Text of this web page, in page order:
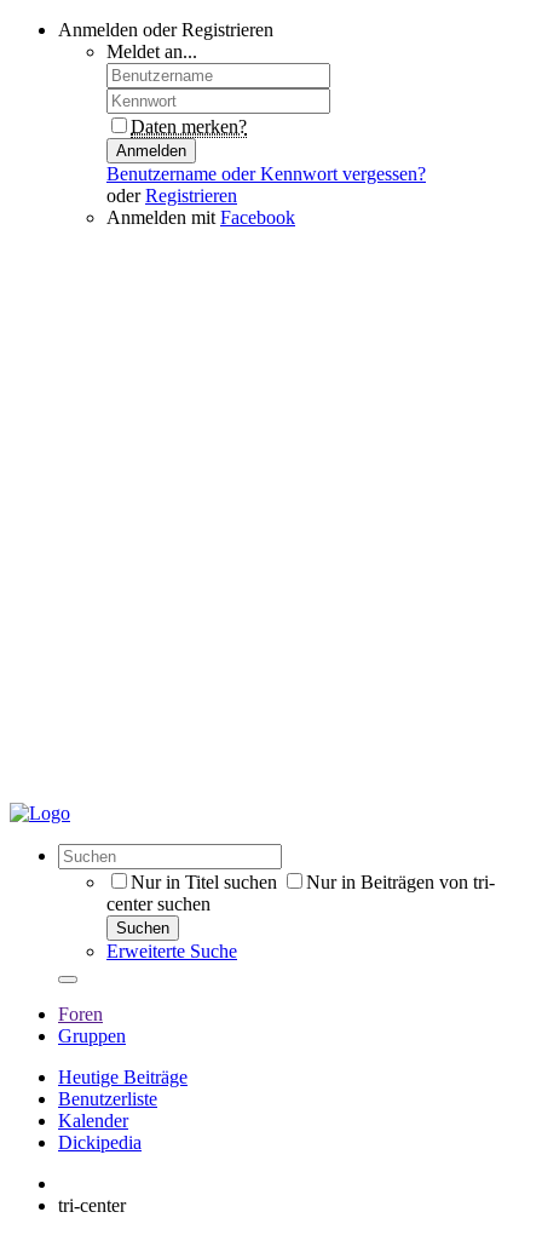
Anmelden oder Registrieren
Meldet an...
Daten merken?
Anmelden
Benutzername oder Kennwort vergessen?
oderRegistrieren
Anmelden mit Facebook
Nur in Titel suchen
Nur in Beiträgen von tri-
center suchen
Suchen
Erweiterte Suche
Foren
Gruppen
Heutige Beiträge
Benutzerliste
Kalender
Dickipedia
tri-center